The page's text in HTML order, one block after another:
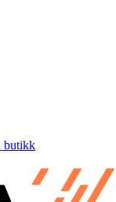
butikk